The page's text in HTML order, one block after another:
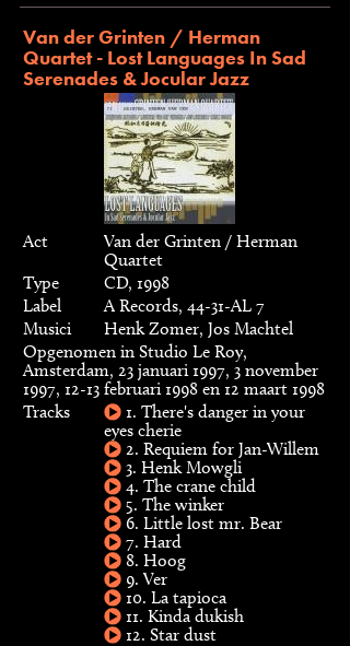
Van der Grinten / Herman
Quartet - Lost Languages In Sad
Serenades & Jocular Jazz
Act
Van der Grinten / Herman
Quartet
Type
CD, 1998
Label
A Records, 44-31-AL 7
Musici
Henk Zomer, Jos Machtel
Opgenomen in Studio Le Roy,
Amsterdam, 23 januari 1997, 3 november
1997, 12-13 februari 1998 en 12 maart 1998
Tracks
1. There's danger in your
eyes cherie
2. Requiem for Jan-Willem
3. Henk Mowgli
4. The crane child
5. The winker
6. Little lost mr. Bear
7. Hard
8. Hoog
9. Ver
10. La tapioca
11. Kinda dukish
12. Star dust